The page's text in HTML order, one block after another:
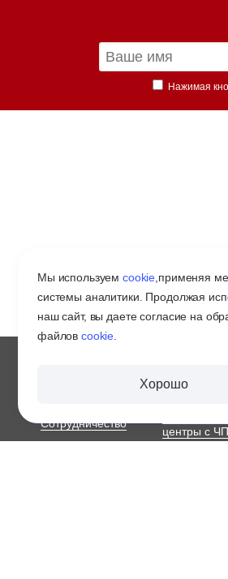
Мы используемcookie применяя
системы аналитики. Продолжая
наш сайт, вы даете согласие на
файловcookie
Хорошо
Нажимая
Сотрудничество
ПО
центры с